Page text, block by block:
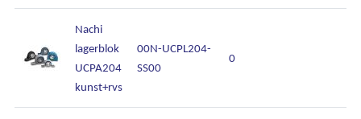
Nachi
lagerblok
UCPA204
kunst+rvs
00N-UCPL204-
SS00
0